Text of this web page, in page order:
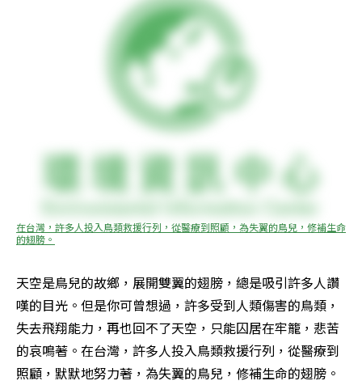
在台灣，許多人投入鳥類救援行列，從醫療到照顧，為失翼的鳥兒，修補生命
的翅膀。
天空是鳥兒的故鄉，展開雙翼的翅膀，總是吸引許多人讚
嘆的目光。但是你可曾想過，許多受到人類傷害的鳥類，
失去飛翔能力，再也回不了天空，只能囚居在牢籠，悲苦
的哀鳴著。在台灣，許多人投入鳥類救援行列，從醫療到
照顧，默默地努力著，為失翼的鳥兒，修補生命的翅膀。